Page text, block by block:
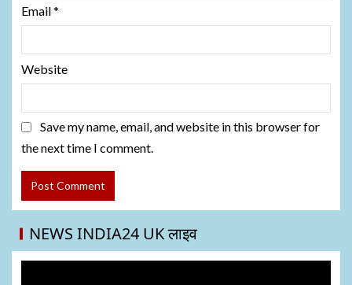
Email*
Website
Save my name, email, and website in this browser for
the next time I comment.
NEWS INDIA24 UK लाइव